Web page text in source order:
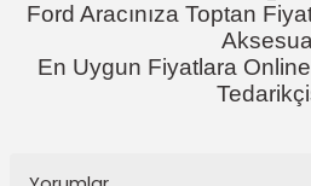
Ford Aracınıza Toptan
En Uygun Fiyatlara